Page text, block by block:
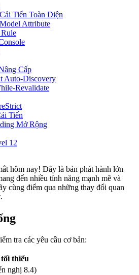
Tiến Toàn Diện
Attribute
Cấp
Auto-Discovery
Revalidate
Tiến
Mở Rộng
12
hôm nay! Đây là bản phát hành lớn
đến nhiều tính năng mạnh mẽ và
cùng điểm qua những thay đổi quan
tra các yêu cầu cơ bản:
thiểu
nghị 8.4)